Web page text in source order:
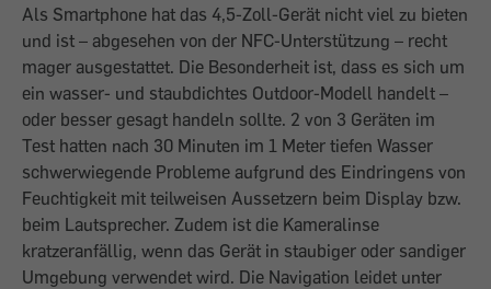
Als Smartphone hat das 4,5-Zoll-Gerät nicht viel zu bieten
und ist – abgesehen von der NFC-Unterstützung – recht
mager ausgestattet. Die Besonderheit ist, dass es sich um
ein wasser- und staubdichtes Outdoor-Modell handelt –
oder besser gesagt handeln sollte. 2 von 3 Geräten im
Test hatten nach 30 Minuten im 1 Meter tiefen Wasser
schwerwiegende Probleme aufgrund des Eindringens von
Feuchtigkeit mit teilweisen Aussetzern beim Display bzw.
beim Lautsprecher. Zudem ist die Kameralinse
kratzeranfällig, wenn das Gerät in staubiger oder sandiger
Umgebung verwendet wird. Die Navigation leidet unter